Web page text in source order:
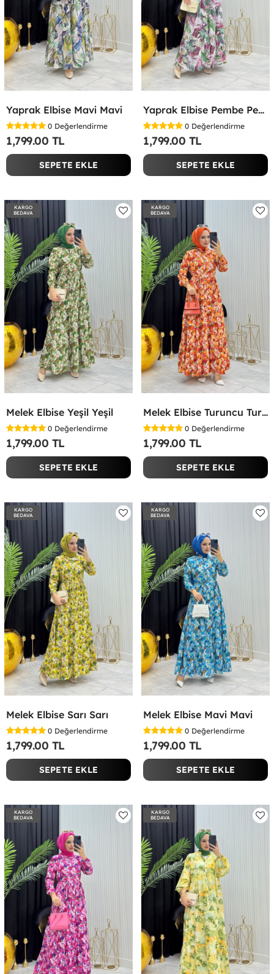
Yaprak Elbise Mavi Mavi
0 Değerlendirme
1,799.00 TL
SEPETE EKLE
Yaprak Elbise Pembe Pembe
0 Değerlendirme
1,799.00 TL
SEPETE EKLE
KARGO
BEDAVA
Melek Elbise Yeşil Yeşil
0 Değerlendirme
1,799.00 TL
SEPETE EKLE
KARGO
BEDAVA
Melek Elbise Turuncu Turuncu
0 Değerlendirme
1,799.00 TL
SEPETE EKLE
KARGO
BEDAVA
Melek Elbise Sarı Sarı
0 Değerlendirme
1,799.00 TL
SEPETE EKLE
KARGO
BEDAVA
Melek Elbise Mavi Mavi
0 Değerlendirme
1,799.00 TL
SEPETE EKLE
KARGO
BEDAVA
KARGO
BEDAVA